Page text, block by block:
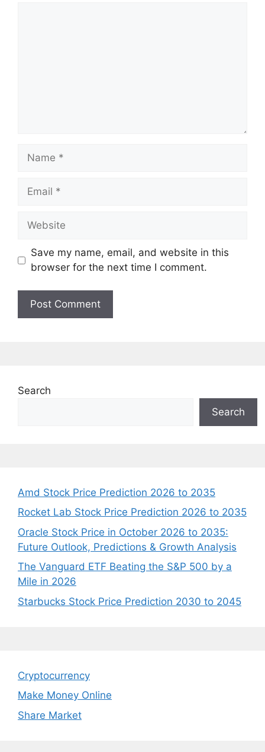
Name
Email
Website
Save my name, email, and website in this
browser for the next time I comment.
Search
Search
Amd Stock Price Prediction 2026 to 2035
Rocket Lab Stock Price Prediction 2026 to 2035
Oracle Stock Price in October 2026 to 2035:
Future Outlook, Predictions & Growth Analysis
The Vanguard ETF Beating the S&P 500 by a
Mile in 2026
Starbucks Stock Price Prediction 2030 to 2045
Cryptocurrency
Make Money Online
Share Market